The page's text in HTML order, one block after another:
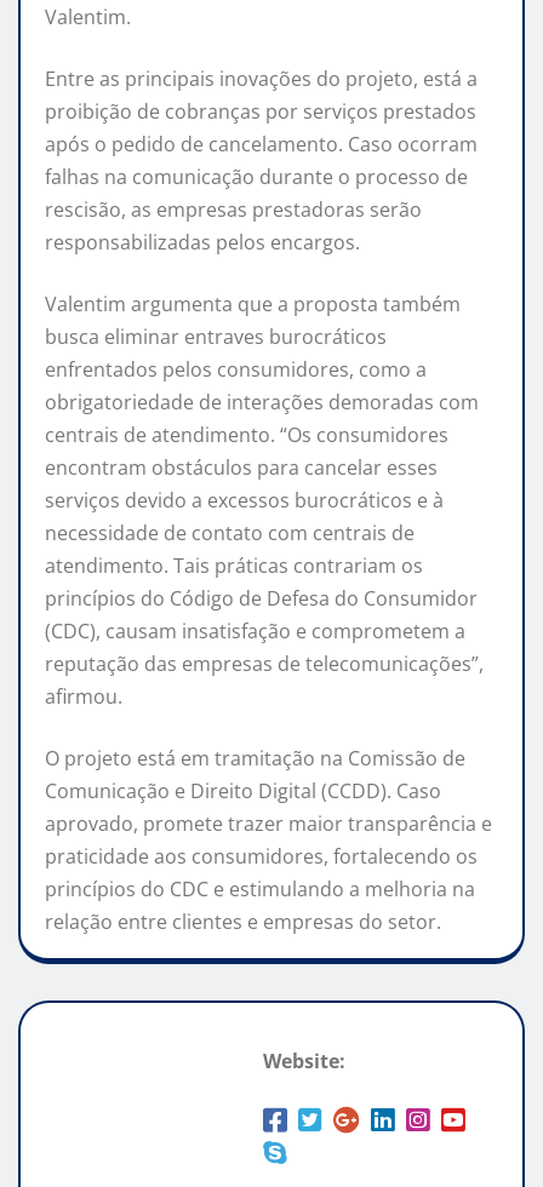
Valentim.
Entre as principais inovações do projeto, está a
proibição de cobranças por serviços prestados
após o pedido de cancelamento. Caso ocorram
falhas na comunicação durante o processo de
rescisão, as empresas prestadoras serão
responsabilizadas pelos encargos.
Valentim argumenta que a proposta também
busca eliminar entraves burocráticos
enfrentados pelos consumidores, como a
obrigatoriedade de interações demoradas com
centrais de atendimento. “Os consumidores
encontram obstáculos para cancelar esses
serviços devido a excessos burocráticos e à
necessidade de contato com centrais de
atendimento. Tais práticas contrariam os
princípios do Código de Defesa do Consumidor
(CDC), causam insatisfação e comprometem a
reputação das empresas de telecomunicações”,
afirmou.
O projeto está em tramitação na Comissão de
Comunicação e Direito Digital (CCDD). Caso
aprovado, promete trazer maior transparência e
praticidade aos consumidores, fortalecendo os
princípios do CDC e estimulando a melhoria na
relação entre clientes e empresas do setor.
Website: